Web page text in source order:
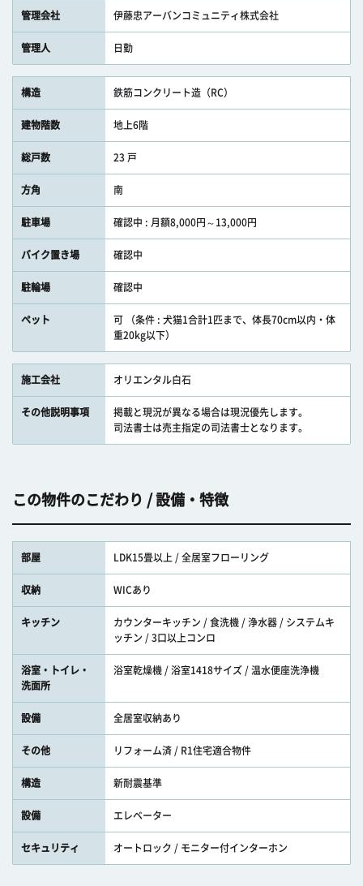
管理会社 伊藤忠アーバンコミュニティ株式会社
管理人 日勤
構造 鉄筋コンクリート造（RC）
建物階数 地上6階
総戸数 23 戸
方角 南
駐車場 確認中 : 月額8,000円～13,000円
バイク置き場 確認中
駐輪場 確認中
ペット
可 （条件 : 犬猫1合計1匹まで、体長70cm以内・体
重20kg以下）
施工会社 オリエンタル白石
その他説明事項
掲載と現況が異なる場合は現況優先します。
司法書士は売主指定の司法書士となります。
この物件のこだわり / 設備・特徴
部屋 LDK15畳以上 / 全居室フローリング
収納 WICあり
キッチン
カウンターキッチン / 食洗機 / 浄水器 / システムキ
ッチン / 3口以上コンロ
浴室・トイレ・
洗面所
浴室乾燥機 / 浴室1418サイズ / 温水便座洗浄機
設備 全居室収納あり
その他 リフォーム済 / R1住宅適合物件
構造 新耐震基準
設備 エレベーター
セキュリティ オートロック / モニター付インターホン